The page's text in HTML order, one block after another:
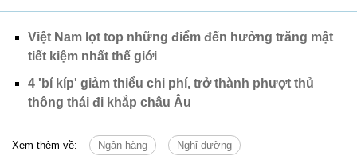
Việt Nam lọt top những điểm đến hưởng trăng mật
tiết kiệm nhất thế giới
4 'bí kíp' giảm thiểu chi phí, trở thành phượt thủ
thông thái đi khắp châu Âu
Xem thêm về: Ngân hàng Nghỉ dưỡng